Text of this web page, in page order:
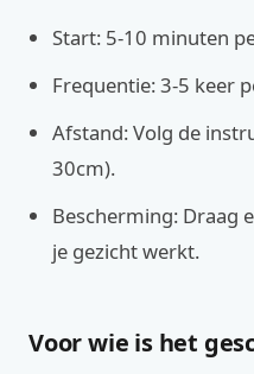
Start: 5-10 minuten
Frequentie: 3-5 keer
Afstand: Volg de
30cm).
Bescherming: Draag
je gezicht werkt.
Voor wie is het